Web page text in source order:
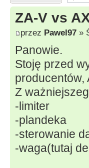
ZA-V vs
przez Pawel97 »
Panowie.
Stoję przed
producentów,
Z
-limiter
-plandeka
-sterowanie
-waga(tutaj